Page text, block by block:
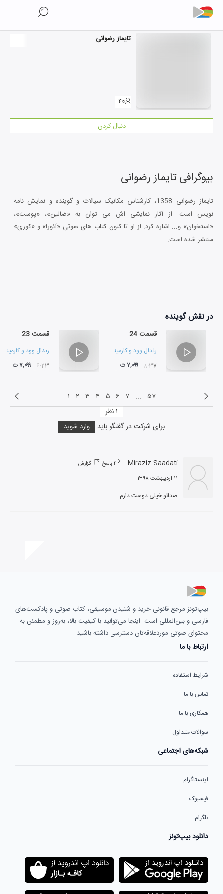
تایماز رضوانی
۴
دنبال کردن
بیوگرافیتایماز رضوانی
تایماز رضوانی 1358، کارشناس مکانیک سیالات و گوینده و نمایش نامه
نویس است. از آثار نمایشی اش می توان به «ضالین»، «پوست»،
«استخوان» و... اشاره کرد. از او تا کنون کتاب های صوتی «آئورا» و «کوری»
منتشر شده است.
در نقشگوینده
قسمت 24
رندال وود و کارمینه دولوکا
۷۸:۳۷ ۷,۰۹۹ ت
قسمت 23
رندال وود و کارمینه
۷۶:۲۳ ۷,۰۹۹ ت
۱ ۲ ۳ ۴ ۵ ۶ ۷ ... ۵۷
برای شرکت در گفتگو باید وارد شوید
۱نظر
Miraziz Saadati پاسخ گزارش
۱۱ اردیبهشت ۱۳۹۸
صداتو خیلی دوست دارم
بیپ‌تونز مرجع قانونی خرید و شنیدن موسیقی، کتاب صوتی و پادکست‌های
فارسی و بین‌المللی است. اینجا می‌توانید با کیفیت بالا، به‌روز و مطمئن به
محتوای صوتی موردعلاقه‌تان دسترسی داشته باشید.
ارتباط با ما
شرایط استفاده
تماس با ما
همکاری با ما
سوالات متداول
شبکه‌های اجتماعی
اینستاگرام
فیسبوک
تلگرام
دانلود بیپ‌تونز